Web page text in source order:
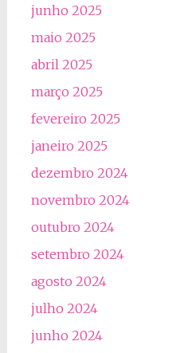
junho 2025
maio 2025
abril 2025
março 2025
fevereiro 2025
janeiro 2025
dezembro 2024
novembro 2024
outubro 2024
setembro 2024
agosto 2024
julho 2024
junho 2024